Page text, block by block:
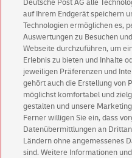
Regulierung,
Elektromobilität.
Zum
Deutsche Post AG alle
auf Ihrem Endgerät speichern
Technologien ermöglichen es,
Auswertungen zu Besuchen
Webseite durchzuführen, um
Erlebnis zu bieten und Inhalte
jeweiligen Präferenzen und
gehört auch die Erstellung von
möglichst komfortabel und
gestalten und unsere
Ferner willigen Sie ein, dass
Datenübermittlungen an
Ländern ohne angemessenes
sind. Weitere Informationen